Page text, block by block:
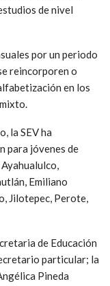
de nivel
por un periodo
reincorporen o
en los
la SEV ha
para jóvenes de
Emiliano
Jilotepec, Perote,
de Educación
particular; la
Pineda